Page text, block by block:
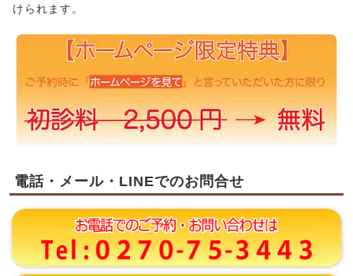
けられます。
電話・メール・LINEでのお問合せ